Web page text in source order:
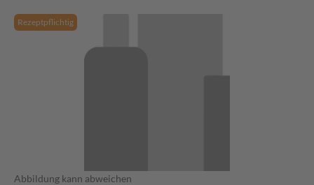
Rezeptpflichtig
Abbildung kann abweichen